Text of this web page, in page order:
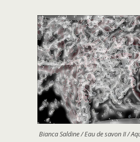
Bianca Saldine / Eau de savon II /